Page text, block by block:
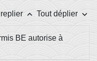
keyboard_arrow_up Tout déplier keyboard_arrow_down
BE autorise à